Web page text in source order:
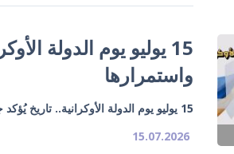
15 يوليو يوم الدولة
واستمرارها
15 يوليو يوم الدولة الأوكرانية.. تاريخ يُؤكد جذور الدولة واستمرارها
15.07.2026